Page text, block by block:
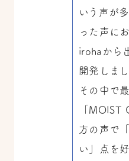
いう声が
った声に
irohaから
開発しまし
その中で
「MOIST
方の声で
い」点を